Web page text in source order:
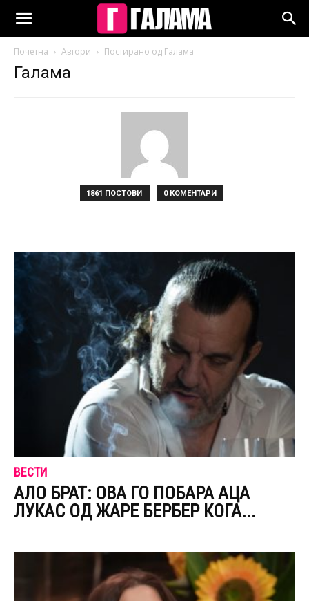
Почетна Автори Постирано од Галама
Галама
1861 ПОСТОВИ 0 КОМЕНТАРИ
ВЕСТИ
АЛО БРАТ: ОВА ГО ПОБAРА АЦА
ЛУКАС ОД ЖАРЕ БЕРБЕР КОГА...